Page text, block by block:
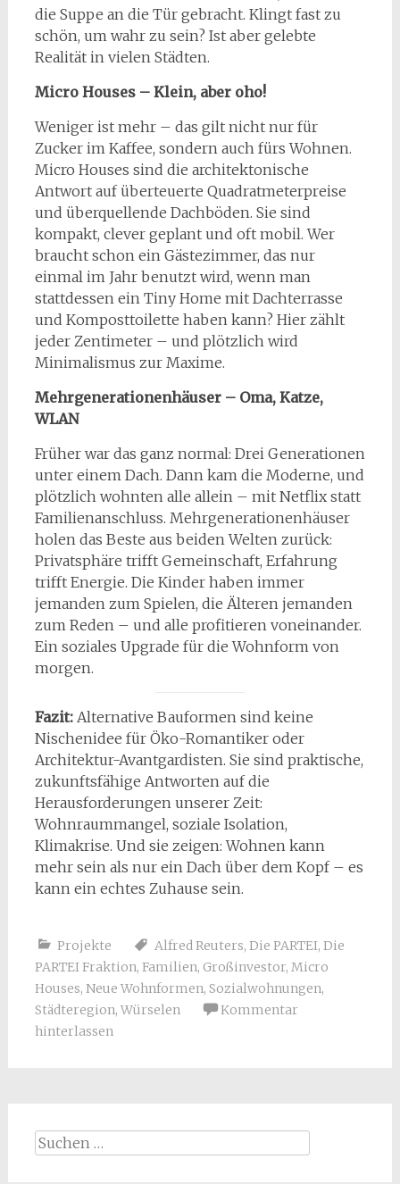
die Suppe an die Tür gebracht. Klingt fast zu
schön, um wahr zu sein? Ist aber gelebte
Realität in vielen Städten.
Micro Houses – Klein, aber oho!
Weniger ist mehr – das gilt nicht nur für
Zucker im Kaffee, sondern auch fürs Wohnen.
Micro Houses sind die architektonische
Antwort auf überteuerte Quadratmeterpreise
und überquellende Dachböden. Sie sind
kompakt, clever geplant und oft mobil. Wer
braucht schon ein Gästezimmer, das nur
einmal im Jahr benutzt wird, wenn man
stattdessen ein Tiny Home mit Dachterrasse
und Komposttoilette haben kann? Hier zählt
jeder Zentimeter – und plötzlich wird
Minimalismus zur Maxime.
Mehrgenerationenhäuser – Oma, Katze,
WLAN
Früher war das ganz normal: Drei Generationen
unter einem Dach. Dann kam die Moderne, und
plötzlich wohnten alle allein – mit Netflix statt
Familienanschluss. Mehrgenerationenhäuser
holen das Beste aus beiden Welten zurück:
Privatsphäre trifft Gemeinschaft, Erfahrung
trifft Energie. Die Kinder haben immer
jemanden zum Spielen, die Älteren jemanden
zum Reden – und alle profitieren voneinander.
Ein soziales Upgrade für die Wohnform von
morgen.
Fazit:Alternative Bauformen sind keine
Nischenidee für Öko-Romantiker oder
Architektur-Avantgardisten. Sie sind praktische,
zukunftsfähige Antworten auf die
Herausforderungen unserer Zeit:
Wohnraummangel, soziale Isolation,
Klimakrise. Und sie zeigen: Wohnen kann
mehr sein als nur ein Dach über dem Kopf – es
kann ein echtes Zuhause sein.
Projekte Alfred Reuters, Die PARTEI, Die
PARTEI Fraktion, Familien, Großinvestor, Micro
Houses, Neue Wohnformen, Sozialwohnungen,
Städteregion, Würselen
Kommentar
hinterlassen
Suchen
nach: